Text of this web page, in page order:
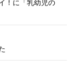
！に「乳幼児の